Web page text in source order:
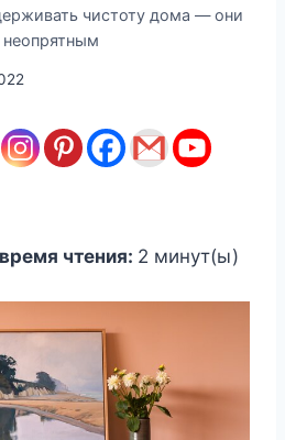
чистоту дома — они
чтения: 2 минут(ы)